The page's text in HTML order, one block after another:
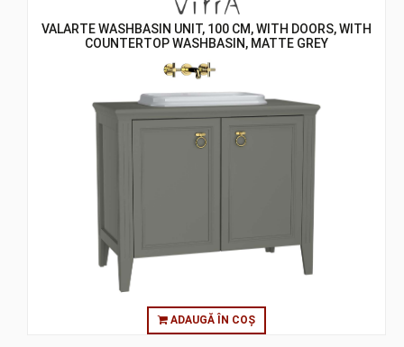
VALARTE WASHBASIN UNIT, 100 CM, WITH DOORS, WITH
COUNTERTOP WASHBASIN, MATTE GREY
ADAUGĂ ÎN COȘ